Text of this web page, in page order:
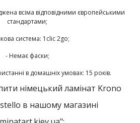
всіма відповідними європейськими
стандартами;
система: 1clic 2go;
- Немає фаски;
в домашніх умовах: 15 років.
німецький ламінат Krono
в нашому магазині